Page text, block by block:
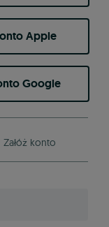
Apple
Google
Załóż konto